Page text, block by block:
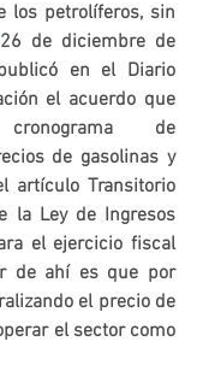
los petrolíferos, sin
26 de diciembre de
en el Diario
el acuerdo que
de
de gasolinas y
artículo Transitorio
la Ley de Ingresos
el ejercicio fiscal
de ahí es que por
el precio de
el sector como